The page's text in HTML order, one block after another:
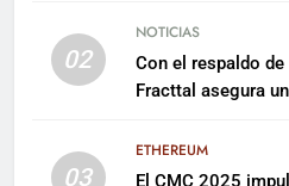
02
NOTICIAS
Con el respaldo
Fracttal asegura
03
ETHEREUM
El CMC 2025